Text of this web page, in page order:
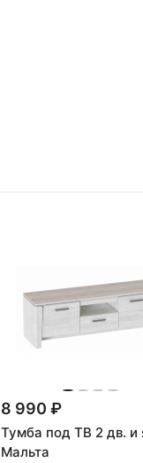
8 990 ₽
Тумба под ТВ 2 дв. и ящ.
Мальта